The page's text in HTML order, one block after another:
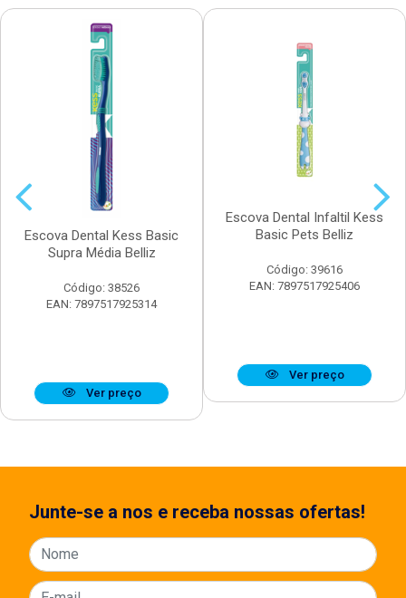
Escova Dental Kess Basic
Supra Média Belliz
Código: 38526
EAN: 7897517925314
Ver preço
Escova Dental Infaltil Kess
Basic Pets Belliz
Código: 39616
EAN: 7897517925406
Ver preço
Junte-se a nos e receba nossas ofertas!